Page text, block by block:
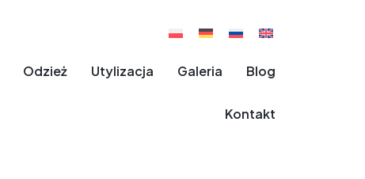
Odzież Utylizacja Galeria Blog
Kontakt